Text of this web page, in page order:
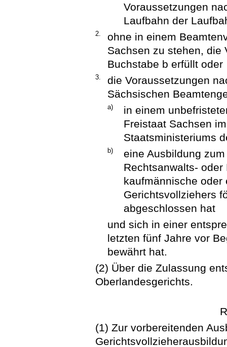
Voraussetzungen
Laufbahn der
2.
ohne in einem
Sachsen zu stehen, die
Buchstabe b erfüllt oder
3.
die Voraussetzungen
Sächsischen
a)
in einem
Freistaat Sachsen
Staatsministeriums
b)
eine Ausbildung
Rechtsanwalts-
kaufmännische
Gerichtsvollziehers
abgeschlossen hat
und sich in einer
letzten fünf Jahre vor
bewährt hat.
(2) Über die Zulassung
Oberlandesgerichts.
(1) Zur vorbereitenden